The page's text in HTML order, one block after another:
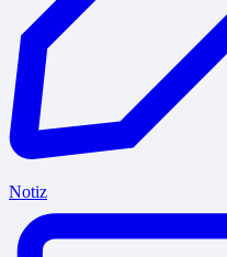
Notiz